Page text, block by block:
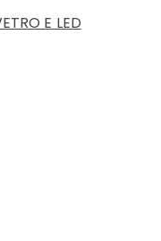
E LED